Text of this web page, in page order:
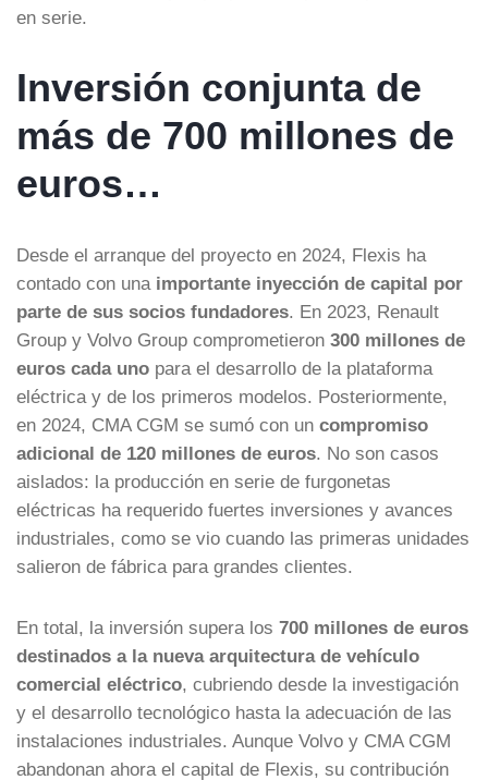
en serie.
Inversión conjunta de
más de 700 millones de
euros…
Desde el arranque del proyecto en 2024, Flexis ha
contado con una importante inyección de capital por
parte de sus socios fundadores. En 2023, Renault
Group y Volvo Group comprometieron 300 millones de
euros cada uno para el desarrollo de la plataforma
eléctrica y de los primeros modelos. Posteriormente,
en 2024, CMA CGM se sumó con un compromiso
adicional de 120 millones de euros. No son casos
aislados: la producción en serie de furgonetas
eléctricas ha requerido fuertes inversiones y avances
industriales, como se vio cuando las primeras unidades
salieron de fábrica para grandes clientes.
En total, la inversión supera los 700 millones de euros
destinados a la nueva arquitectura de vehículo
comercial eléctrico, cubriendo desde la investigación
y el desarrollo tecnológico hasta la adecuación de las
instalaciones industriales. Aunque Volvo y CMA CGM
abandonan ahora el capital de Flexis, su contribución